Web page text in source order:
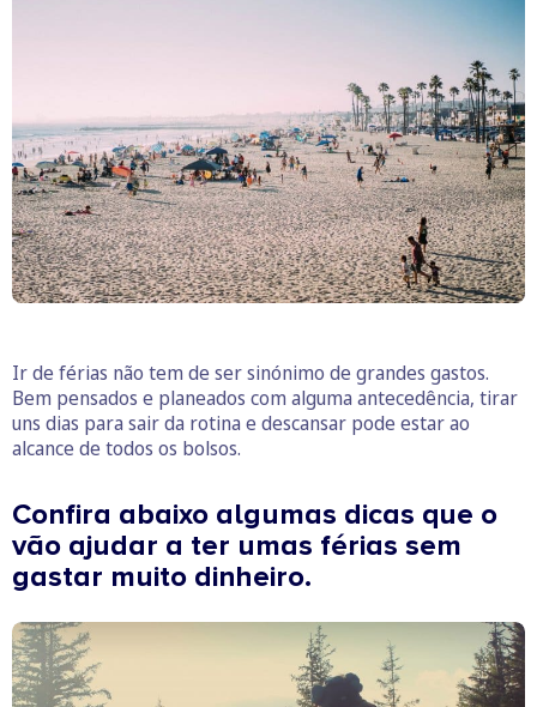
Ir de férias não tem de ser sinónimo de grandes gastos.
Bem pensados e planeados com alguma antecedência, tirar
uns dias para sair da rotina e descansar pode estar ao
alcance de todos os bolsos.
Confira abaixo algumas dicas que o
vão ajudar a ter umas férias sem
gastar muito dinheiro.